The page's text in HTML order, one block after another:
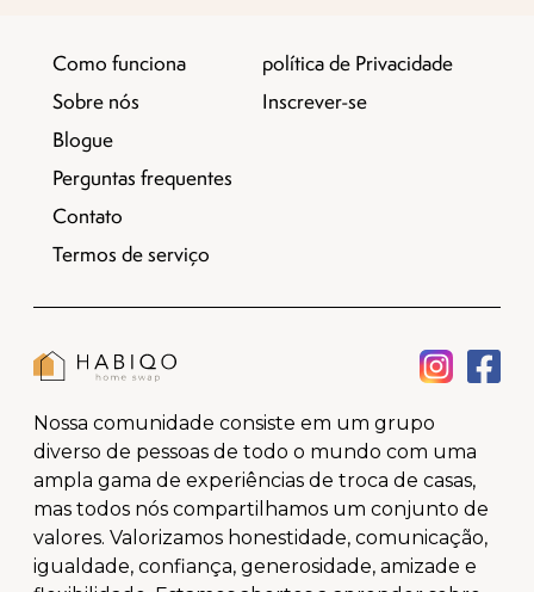
Como funciona
Sobre nós
Blogue
Perguntas frequentes
Contato
Termos de serviço
política de Privacidade
Inscrever-se
Nossa comunidade consiste em um grupo
diverso de pessoas de todo o mundo com uma
ampla gama de experiências de troca de casas,
mas todos nós compartilhamos um conjunto de
valores. Valorizamos honestidade, comunicação,
igualdade, confiança, generosidade, amizade e